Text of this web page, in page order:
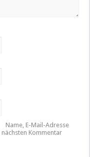
Name, E-Mail-Adresse
Kommentar